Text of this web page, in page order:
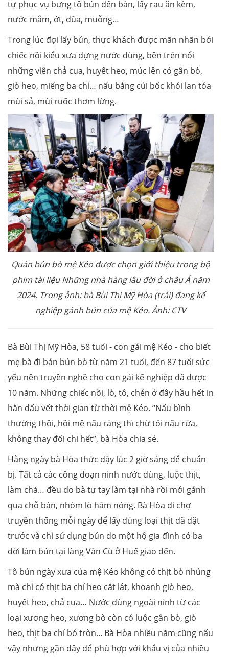
tự phục vụ bưng tô bún đến bàn, lấy rau ăn kèm,
nước mắm, ớt, đũa, muỗng…
Trong lúc đợi lấy bún, thực khách được mãn nhãn bởi
chiếc nồi kiểu xưa đựng nước dùng, bên trên nổi
những viên chả cua, huyết heo, múc lên có gân bò,
giò heo, miếng ba chỉ… nấu bằng củi bốc khói lan tỏa
mùi sả, mùi ruốc thơm lừng.
Quán bún bò mệ Kéo được chọn giới thiệu trong bộ
phim tài liệu Những nhà hàng lâu đời ở châu Á năm
2024. Trong ảnh: bà Bùi Thị Mỹ Hòa (trái) đang kế
nghiệp gánh bún của mệ Kéo. Ảnh: CTV
Bà Bùi Thị Mỹ Hòa, 58 tuổi - con gái mệ Kéo - cho biết
mẹ bà đi bán bún bò từ năm 21 tuổi, đến 87 tuổi sức
yếu nên truyền nghề cho con gái kế nghiệp đã được
10 năm. Những chiếc nồi, lò, tô, chén ở đây hầu hết in
hằn dấu vết thời gian từ thời mệ Kéo. “Nấu bình
thường thôi, hồi mệ nấu răng thì chừ tôi nấu rứa,
không thay đổi chi hết”, bà Hòa chia sẻ.
Hằng ngày bà Hòa thức dậy lúc 2 giờ sáng để chuẩn
bị. Tất cả các công đoạn ninh nước dùng, luộc thịt,
làm chả… đều do bà tự tay làm tại nhà rồi mới gánh
qua chỗ bán, nhóm lò hâm nóng. Bà Hòa đi chợ
truyền thống mỗi ngày để lấy đúng loại thịt đã đặt
trước và chỉ sử dụng bún do một hộ gia đình có ba
đời làm bún tại làng Vân Cù ở Huế giao đến.
Tô bún ngày xưa của mệ Kéo không có thịt bò nhúng
mà chỉ có thịt ba chỉ heo cắt lát, khoanh giò heo,
huyết heo, chả cua… Nước dùng ngoài ninh từ các
loại xương heo, xương bò còn có luộc gân bò, giò
heo, thịt ba chỉ bó tròn... Bà Hòa nhiều năm cũng nấu
vậy nhưng gần đây để phù hợp với khẩu vị của nhiều